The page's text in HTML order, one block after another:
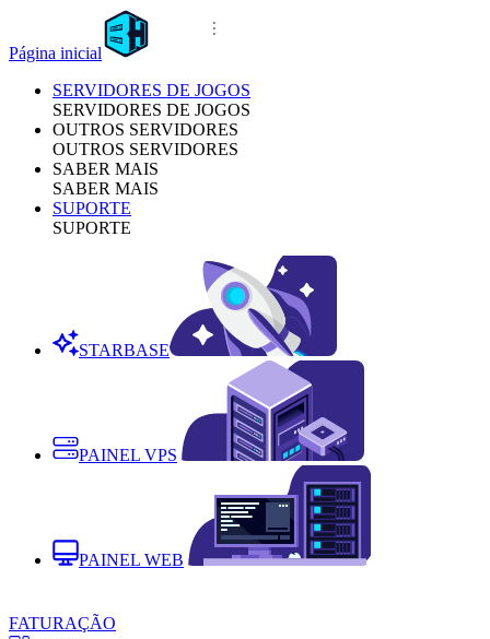
Página inicial
SERVIDORES DE JOGOS
SERVIDORES DE JOGOS
OUTROS SERVIDORES
OUTROS SERVIDORES
SABER MAIS
SABER MAIS
SUPORTE
SUPORTE
STARBASE
PAINEL VPS
PAINEL WEB
FATURAÇÃO